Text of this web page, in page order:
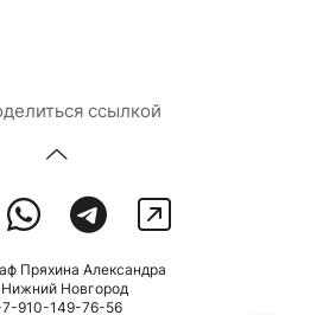
ссылкой
Пряхина Александра
Нижний Новгород
910-149-76-56